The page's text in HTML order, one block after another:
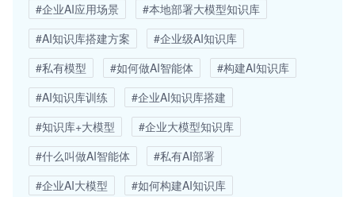
#企业AI应用场景
#本地部署大模型知识库
#AI知识库搭建方案
#企业级AI知识库
#私有模型
#如何做AI智能体
#构建AI知识库
#AI知识库训练
#企业AI知识库搭建
#知识库+大模型
#企业大模型知识库
#什么叫做AI智能体
#私有AI部署
#企业AI大模型
#如何构建AI知识库